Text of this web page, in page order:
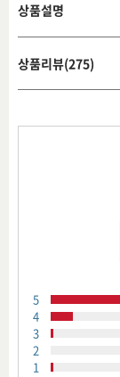
상품설명
상품리뷰(275)
5
4
3
2
1